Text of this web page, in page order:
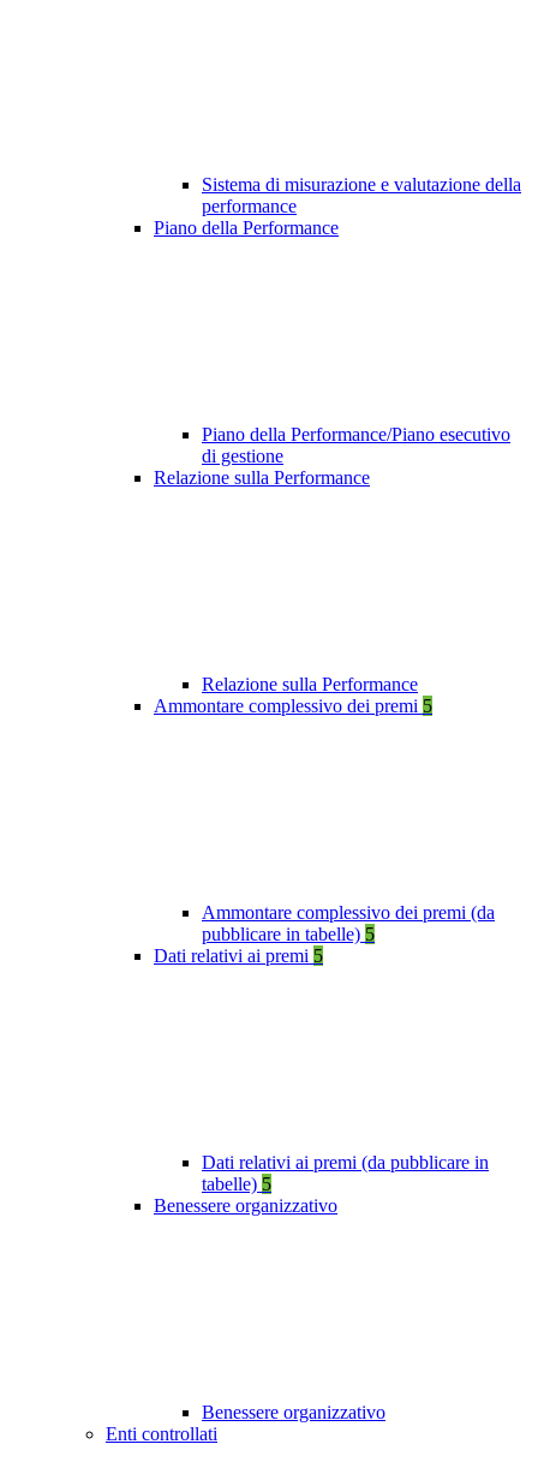
Sistema di misurazione e valutazione della
performance
Piano della Performance
Piano della Performance/Piano esecutivo
di gestione
Relazione sulla Performance
Relazione sulla Performance
Ammontare complessivo dei premi 5
Ammontare complessivo dei premi (da
pubblicare in tabelle) 5
Dati relativi ai premi 5
Dati relativi ai premi (da pubblicare in
tabelle) 5
Benessere organizzativo
Benessere organizzativo
Enti controllati